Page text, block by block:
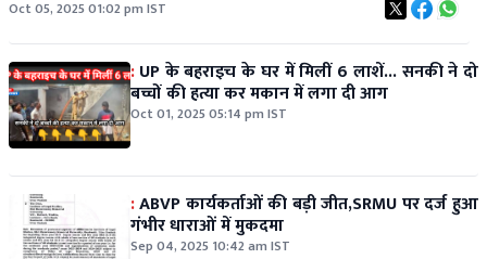
Oct 05, 2025 01:02 pm IST
:UP के बहराइच के घर में मिलीं 6 लाशें... सनकी ने दो
बच्चों की हत्या कर मकान में लगा दी आग
Oct 01, 2025 05:14 pm IST
:ABVP कार्यकर्ताओं की बड़ी जीत,SRMU पर दर्ज हुआ
गंभीर धाराओं में मुकदमा
Sep 04, 2025 10:42 am IST